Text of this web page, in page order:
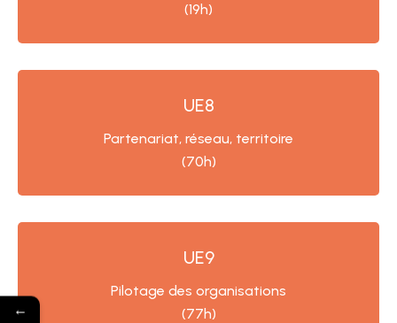
(19h)
UE8
Partenariat, réseau, territoire
(70h)
UE9
Pilotage des organisations
(77h)
←